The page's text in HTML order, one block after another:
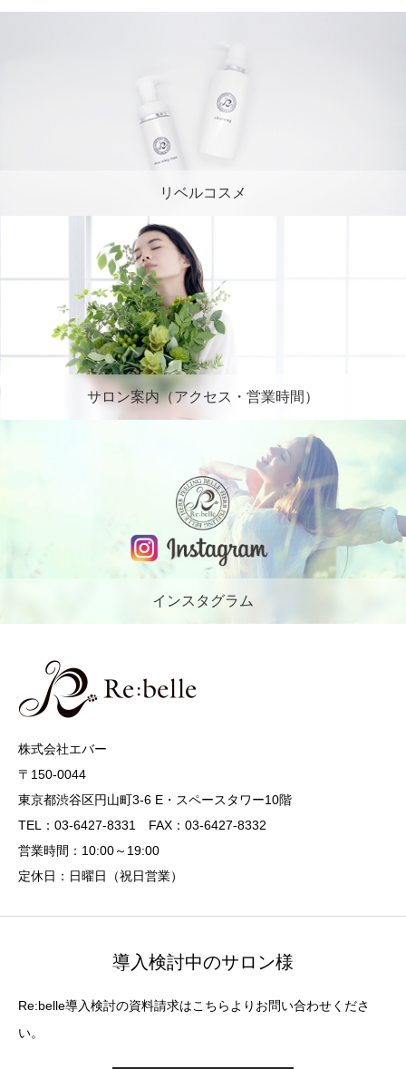
リベルコスメ
サロン案内（アクセス・営業時間）
インスタグラム
株式会社エバー
〒150-0044
東京都渋谷区円山町3-6 E・スペースタワー10階
TEL：03-6427-8331 FAX：03-6427-8332
営業時間：10:00～19:00
定休日：日曜日（祝日営業）
導入検討中のサロン様
Re:belle導入検討の資料請求はこちらよりお問い合わせくださ
い。